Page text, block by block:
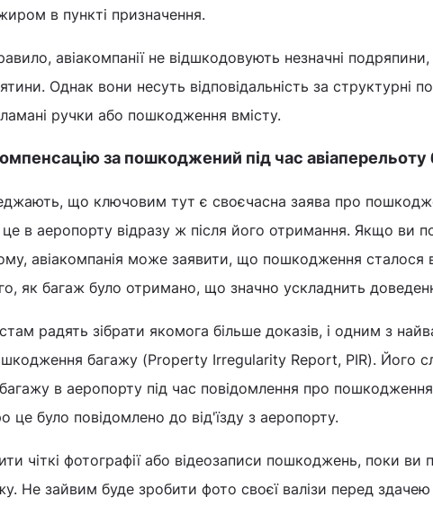
в пункті призначення.
авіакомпанії не відшкодовують незначні подряпини,
Однак вони несуть відповідальність за структурні
ручки або пошкодження вмісту.
за пошкоджений під час авіаперельоту
що ключовим тут є своєчасна заява про
в аеропорту відразу ж після його отримання. Якщо ви
авіакомпанія може заявити, що пошкодження сталося
як багаж було отримано, що значно ускладнить
радять зібрати якомога більше доказів, і одним з
багажу (Property Irregularity Report, PIR). Його
багажу в аеропорту під час повідомлення про
це було повідомлено до від'їзду з аеропорту.
чіткі фотографії або відеозаписи пошкоджень, поки ви
Не зайвим буде зробити фото своєї валізи перед